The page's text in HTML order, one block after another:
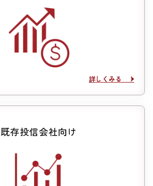
詳しくみる
詳しくみる
既存投信会社向け